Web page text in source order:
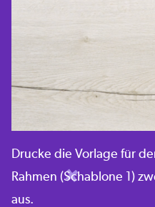
Drucke die Vorlage für
Rahmen (Schablone 1)
aus.